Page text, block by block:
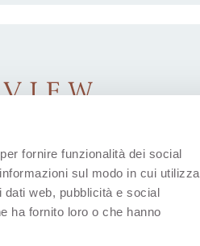
fornire funzionalità dei social
sul modo in cui utilizza
web, pubblicità e social
ha fornito loro o che hanno